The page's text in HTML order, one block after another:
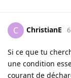
C ChristianE
Si ce que tu
une condition
courant de